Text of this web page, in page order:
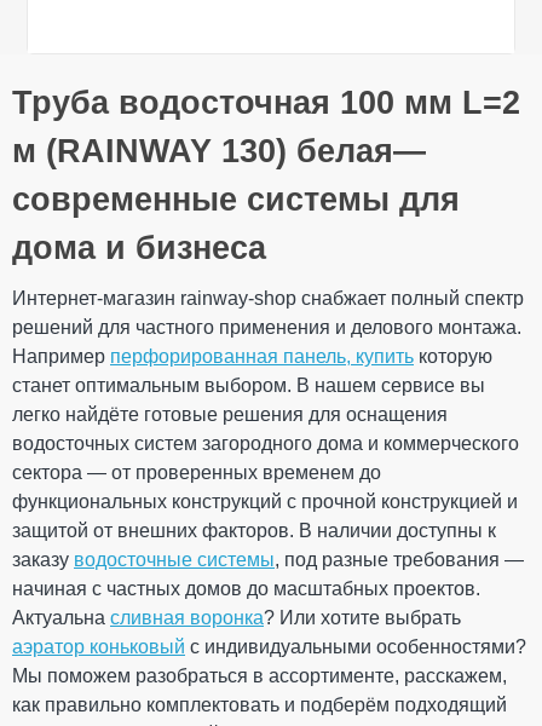
Общие характеристики
Тип системы
130/100 мм
Материал
ПВХ (PVC-U)
Технология
Коекструзия (Co-
Размеры
диаметр трубы
Длина
Габариты
2000 × 100 × 100
мм
Количество в
упаковке
5 шт
Дополнительные характеристики
Температура
использования
от - 40°С / до +
60°С
Температура для
от + 5°С
Устойчивость к УФ-
излучению
Устойчивый
Гарантия
10 лет
Европейский
EN 12200-1:2016
Сертификат
соответствия
Сертифицирован
Оставьте свой отзыв
Ваше имя
Ваш отзыв
Рейтинг
ОТПРАВИТЬ
Труба водосточная 100 мм L=2
м (RAINWAY 130) белая—
современные системы для
дома и бизнеса
Интернет-магазин rainway-shop снабжает полный спектр
решений для частного применения и делового монтажа.
Например перфорированная панель, купить которую
станет оптимальным выбором. В нашем сервисе вы
легко найдёте готовые решения для оснащения
водосточных систем загородного дома и коммерческого
сектора — от проверенных временем до
функциональных конструкций с прочной конструкцией и
защитой от внешних факторов. В наличии доступны к
заказу водосточные системы, под разные требования —
начиная с частных домов до масштабных проектов.
Актуальна сливная воронка? Или хотите выбрать
аэратор коньковый с индивидуальными особенностями?
Мы поможем разобраться в ассортименте, расскажем,
как правильно комплектовать и подберём подходящий